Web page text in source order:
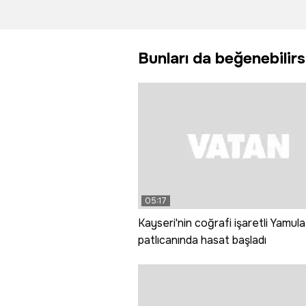
duvarına
çarptı: 3
yaralı
Bunları da
05:17
Kayseri'nin coğrafi işaretli Yamula
patlıcanında hasat başladı